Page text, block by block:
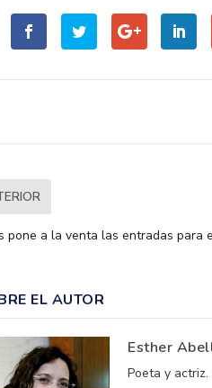
pone a la venta las entradas para
EL AUTOR
Esther
Poeta y